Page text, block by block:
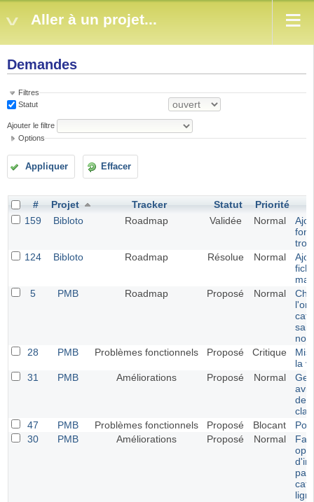
Aller à un projet...
Demandes
Filtres
Statut
Ajouter le filtre
Options
Appliquer Effacer
# Projet Tracker Statut
Priorité
159
Bibloto Roadmap Validée Normal
124
Bibloto Roadmap Résolue Normal
5
PMB Roadmap Proposé Normal
28
PMB Problèmes fonctionnels Proposé Critique
la
31
PMB Améliorations Proposé Normal
des
47
PMB Problèmes fonctionnels Proposé Blocant
30
PMB Améliorations Proposé Normal